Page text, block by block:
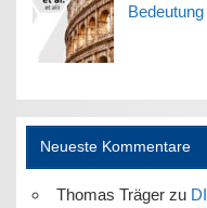
Bedeutung
Neueste Kommentare
Thomas Trägerzu